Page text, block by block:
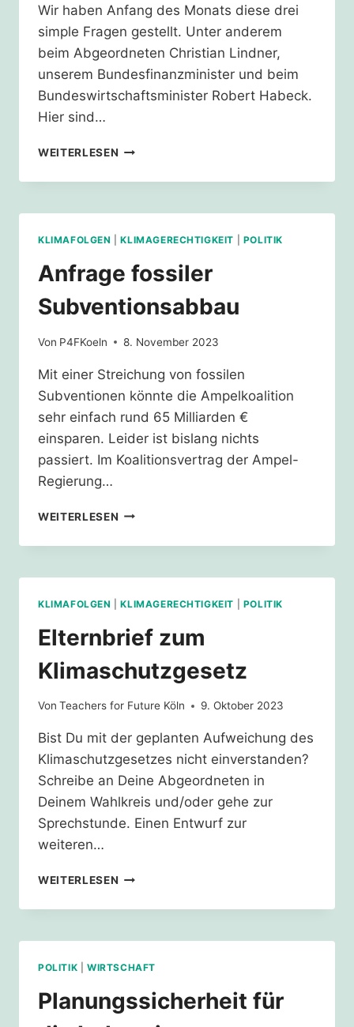
Wir haben Anfang des Monats diese drei
simple Fragen gestellt. Unter anderem
beim Abgeordneten Christian Lindner,
unserem Bundesfinanzminister und beim
Bundeswirtschaftsminister Robert Habeck.
Hier sind…
WEITERLESEN ANTWORTEN
SUBVENTIONSABBAU
KLIMAFOLGEN |KLIMAGERECHTIGKEIT POLITIK
Anfrage fossiler
Subventionsabbau
Von P4FKoeln 8. November 2023
Mit einer Streichung von fossilen
Subventionen könnte die Ampelkoalition
sehr einfach rund 65 Milliarden €
einsparen. Leider ist bislang nichts
passiert. Im Koalitionsvertrag der Ampel-
Regierung…
WEITERLESEN ANFRAGE
SUBVENTIONSABBAU
KLIMAFOLGEN |KLIMAGERECHTIGKEIT POLITIK
Elternbrief zum
Klimaschutzgesetz
Von Teachers for Future Köln 9. Oktober 2023
Bist Du mit der geplanten Aufweichung des
Klimaschutzgesetzes nicht einverstanden?
Schreibe an Deine Abgeordneten in
Deinem Wahlkreis und/oder gehe zur
Sprechstunde. Einen Entwurf zur
weiteren…
WEITERLESEN ELTERNBRIEF
KLIMASCHUTZGESETZ
POLITIK WIRTSCHAFT
Planungssicherheit für